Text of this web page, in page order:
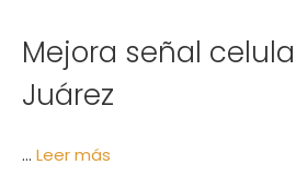
Mejora señal
Juárez
… Leer más